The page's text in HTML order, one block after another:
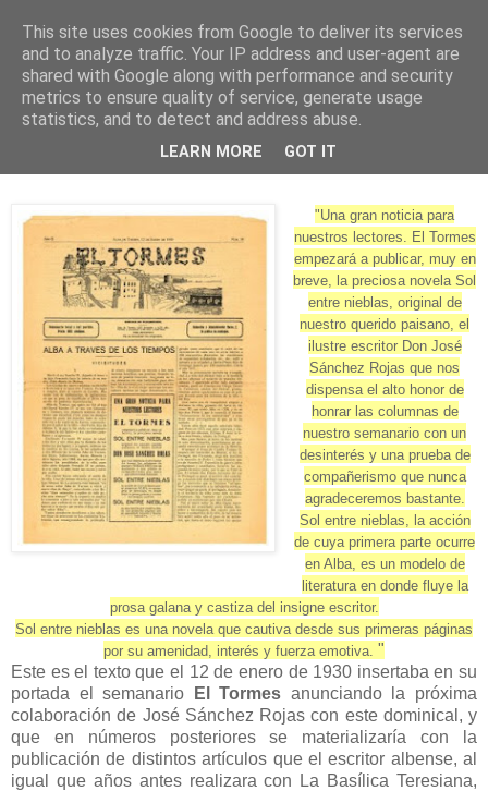
El Tormes nº 10
"Una gran noticia para
nuestros lectores. El Tormes
empezará a publicar, muy en
breve, la preciosa novela Sol
entre nieblas, original de
nuestro querido paisano, el
ilustre escritor Don José
Sánchez Rojas que nos
dispensa el alto honor de
honrar las columnas de
nuestro semanario con un
desinterés y una prueba de
compañerismo que nunca
agradeceremos bastante.
Sol entre nieblas, la acción
de cuya primera parte ocurre
en Alba, es un modelo de
literatura en donde fluye la
prosa galana y castiza del insigne escritor.
Sol entre nieblas es una novela que cautiva desde sus primeras páginas
por su amenidad, interés y fuerza emotiva. "
Este es el texto que el 12 de enero de 1930 insertaba en su
portada el semanario
El Tormes anunciando la próxima
colaboración de José Sánchez Rojas con este dominical, y
que en números posteriores se materializaría con la
publicación de distintos artículos que el escritor albense, al
igual que años antes realizara con La Basílica Teresiana,
This site uses cookies from Google to deliver its services
and to analyze traffic. Your IP address and user-agent are
shared with Google along with performance and security
metrics to ensure quality of service, generate usage
statistics, and to detect and address abuse.
LEARN MORE GOT IT